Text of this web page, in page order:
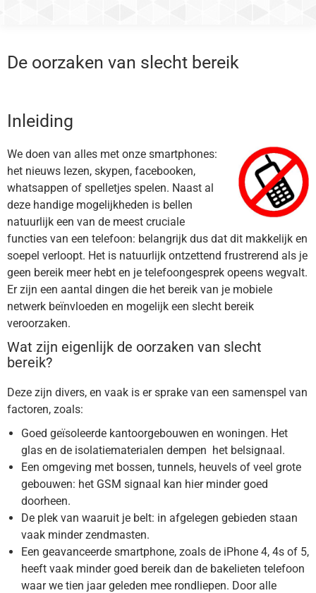
De oorzaken van slecht bereik
Inleiding
We doen van alles met onze smartphones:
het nieuws lezen, skypen, facebooken,
whatsappen of spelletjes spelen. Naast al
deze handige mogelijkheden is bellen
natuurlijk een van de meest cruciale
functies van een telefoon: belangrijk dus dat dit makkelijk en
soepel verloopt. Het is natuurlijk ontzettend frustrerend als je
geen bereik meer hebt en je telefoongesprek opeens wegvalt.
Er zijn een aantal dingen die het bereik van je mobiele
netwerk beïnvloeden en mogelijk een slecht bereik
veroorzaken.
Wat zijn eigenlijk de oorzaken van slecht
bereik?
Deze zijn divers, en vaak is er sprake van een samenspel van
factoren, zoals:
Goed geïsoleerde kantoorgebouwen en woningen. Het
glas en de isolatiematerialen dempen het belsignaal.
Een omgeving met bossen, tunnels, heuvels of veel grote
gebouwen: het GSM signaal kan hier minder goed
doorheen.
De plek van waaruit je belt: in afgelegen gebieden staan
vaak minder zendmasten.
Een geavanceerde smartphone, zoals de iPhone 4, 4s of 5,
heeft vaak minder goed bereik dan de bakelieten telefoon
waar we tien jaar geleden mee rondliepen. Door alle